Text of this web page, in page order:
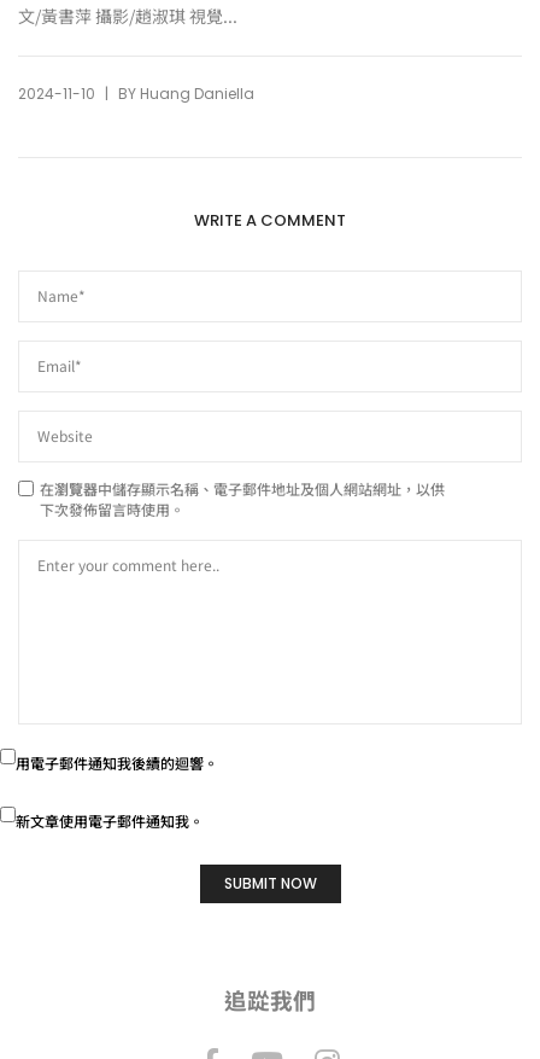
文/黃書萍 攝影/趙淑琪 視覺...
2024-11-10 | BY Huang Daniella
WRITE A COMMENT
在瀏覽器中儲存顯示名稱、電子郵件地址及個人網站網址，以供
下次發佈留言時使用。
用電子郵件通知我後續的迴響。
新文章使用電子郵件通知我。
追踨我們